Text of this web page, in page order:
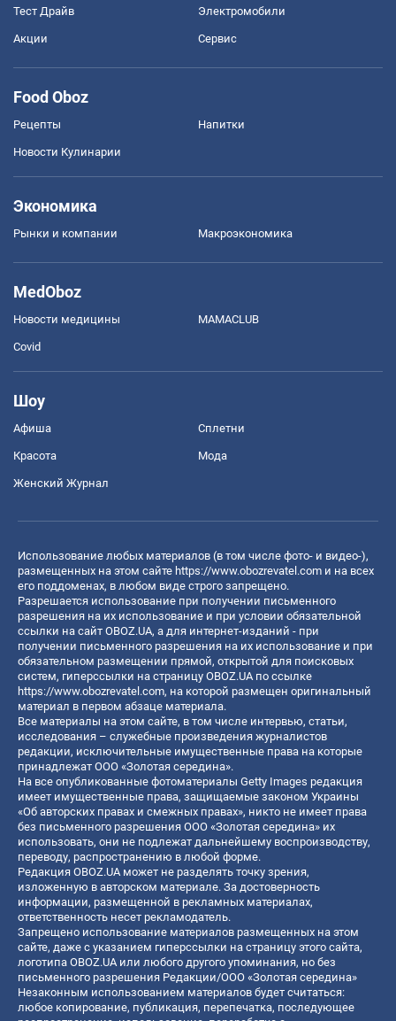
Тест Драйв Электромобили
Акции Сервис
Food Oboz
Рецепты Напитки
Новости Кулинарии
Экономика
Рынки и компании Mакроэкономика
MedOboz
Новости медицины MAMACLUB
Covid
Шоу
Афиша Сплетни
Красота Мода
Женский Журнал
Использование любых материалов (в том числе фото- и видео-),
размещенных на этом сайте https://www.obozrevatel.com и на всех
его поддоменах, в любом виде строго запрещено.
Разрешается использование при получении письменного
разрешения на их использование и при условии обязательной
ссылки на сайт OBOZ.UA, а для интернет-изданий - при
получении письменного разрешения на их использование и при
обязательном размещении прямой, открытой для поисковых
систем, гиперссылки на страницу OBOZ.UA по ссылке
https://www.obozrevatel.com, на которой размещен оригинальный
материал в первом абзаце материала.
Все материалы на этом сайте, в том числе интервью, статьи,
исследования – служебные произведения журналистов
редакции, исключительные имущественные права на которые
принадлежат ООО «Золотая середина».
На все опубликованные фотоматериалы Getty Images редакция
имеет имущественные права, защищаемые законом Украины
«Об авторских правах и смежных правах», никто не имеет права
без письменного разрешения ООО «Золотая середина» их
использовать, они не подлежат дальнейшему воспроизводству,
переводу, распространению в любой форме.
Редакция OBOZ.UA может не разделять точку зрения,
изложенную в авторском материале. За достоверность
информации, размещенной в рекламных материалах,
ответственность несет рекламодатель.
Запрещено использование материалов размещенных на этом
сайте, даже с указанием гиперссылки на страницу этого сайта,
логотипа OBOZ.UA или любого другого упоминания, но без
письменного разрешения Редакции/ООО «Золотая середина»
Незаконным использованием материалов будет считаться:
любое копирование, публикация, перепечатка, последующее